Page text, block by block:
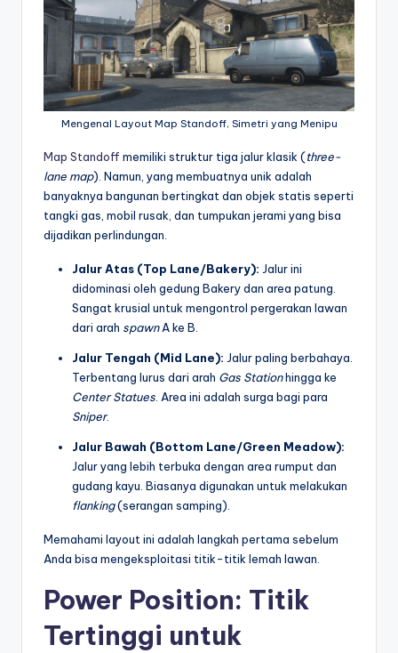
Mengenal Layout Map Standoff, Simetri yang Menipu
Map Standoff memiliki struktur tiga jalur klasik (three-
lane map). Namun, yang membuatnya unik adalah
banyaknya bangunan bertingkat dan objek statis seperti
tangki gas, mobil rusak, dan tumpukan jerami yang bisa
dijadikan perlindungan.
Jalur Atas (Top Lane/Bakery): Jalur ini
didominasi oleh gedung Bakery dan area patung.
Sangat krusial untuk mengontrol pergerakan lawan
dari arah spawnA ke B.
Jalur Tengah (Mid Lane): Jalur paling berbahaya.
Terbentang lurus dari arah Gas Stationhingga ke
Center Statues . Area ini adalah surga bagi para
Sniper.
Jalur Bawah (Bottom Lane/Green Meadow):
Jalur yang lebih terbuka dengan area rumput dan
gudang kayu. Biasanya digunakan untuk melakukan
flanking(serangan samping).
Memahami layout ini adalah langkah pertama sebelum
Anda bisa mengeksploitasi titik-titik lemah lawan.
Power Position: Titik
Tertinggi untuk